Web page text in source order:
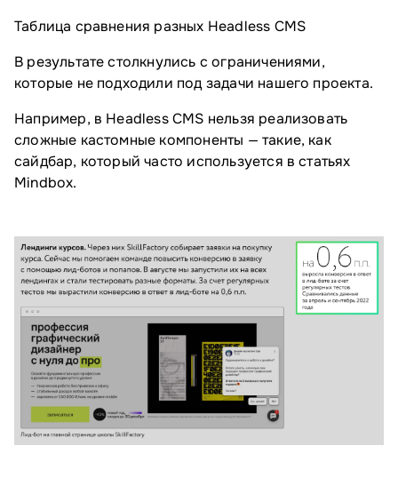
Таблица сравнения разных Headless CMS
В результате столкнулись с ограничениями,
которые не подходили под задачи нашего проекта.
Например, в Headless CMS нельзя реализовать
сложные кастомные компоненты — такие, как
сайдбар, который часто используется в статьях
Mindbox.